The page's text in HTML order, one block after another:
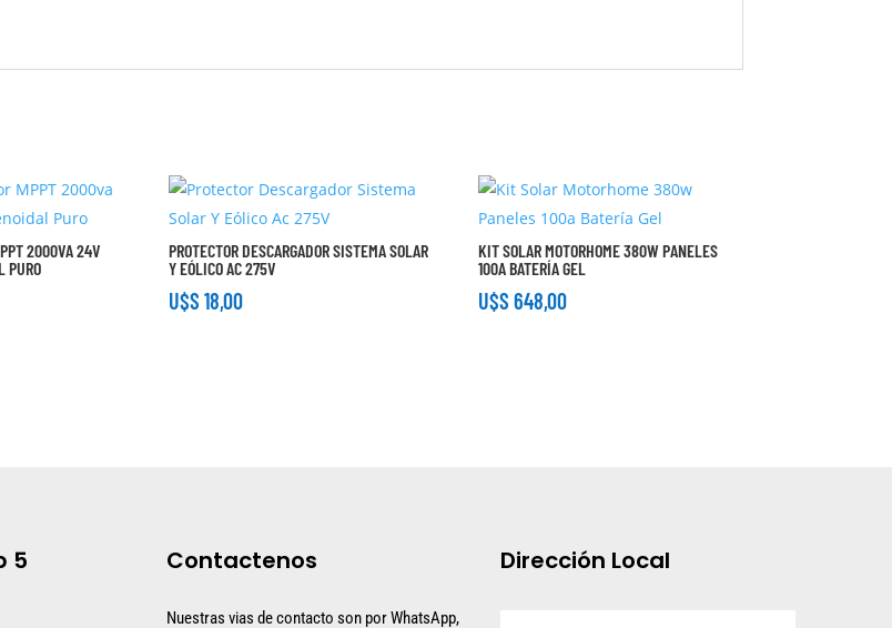
2000VA 24V
PURO
PROTECTOR DESCARGADOR SISTEMA SOLAR
Y EÓLICO AC 275V
U$S 18,00
KIT SOLAR MOTORHOME 380W PANELES
100A BATERÍA GEL
U$S 648,00
5 Contactenos
Nuestras vias de contacto son por WhatsApp,
Dirección Local